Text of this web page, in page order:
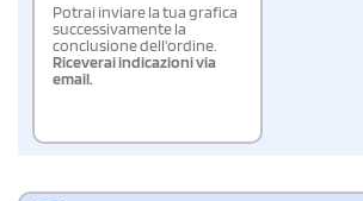
Potrai inviare la tua grafica
successivamente la
conclusione dell'ordine.
Riceverai indicazioni via
email.